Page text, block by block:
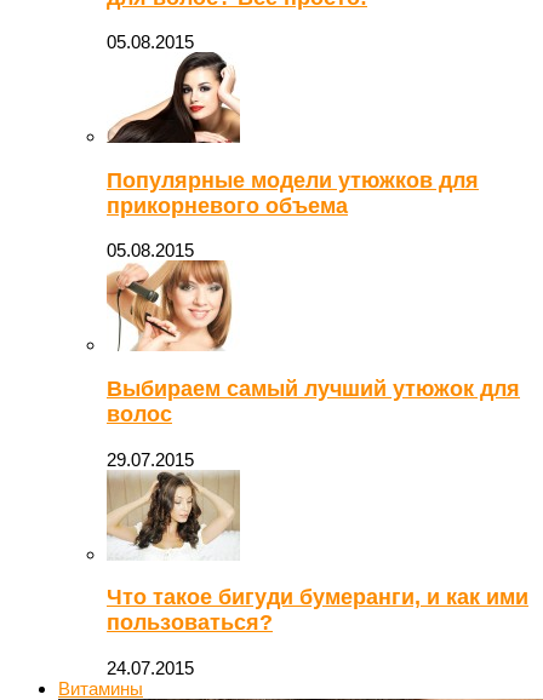
05.08.2015
Популярные модели утюжков для
прикорневого объема
05.08.2015
Выбираем самый лучший утюжок для
волос
29.07.2015
Что такое бигуди бумеранги, и как ими
пользоваться?
24.07.2015
Витамины